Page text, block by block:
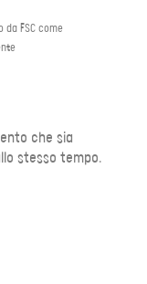
FSC come
che sia
stesso tempo.